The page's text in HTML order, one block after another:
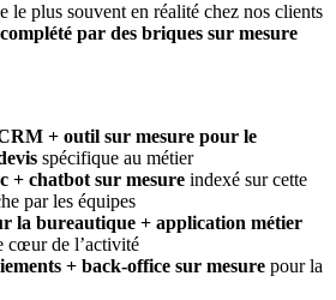
le plus souvent en réalité chez nos clients
par des briques sur mesure
+ outil sur mesure pour le
spécifique au métier
+ chatbot sur mesure indexé sur cette
par les équipes
la bureautique + application métier
cœur de l’activité
+ back-office sur mesure pour la